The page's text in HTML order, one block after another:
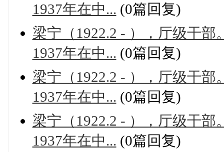
1937年在中... (0篇回复)
梁宁（1922.2 - ），厅级干
1937年在中... (0篇回复)
梁宁（1922.2 - ），厅级干
1937年在中... (0篇回复)
梁宁（1922.2 - ），厅级干
1937年在中... (0篇回复)